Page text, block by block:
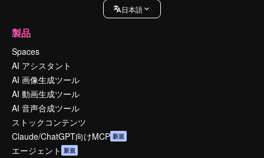
日本語
製品
Spaces
AI アシスタント
AI 画像生成ツール
AI 動画生成ツール
AI 音声合成ツール
ストックコンテンツ
Claude/ChatGPT向けMCP 新規
エージェント 新規